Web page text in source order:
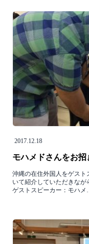
2017.12.18
モハメドさんをお
沖縄の在住外国人をゲス
いて紹介していただきなが
ゲストスピーカー：モハ